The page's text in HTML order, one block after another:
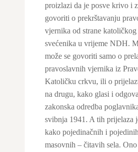
proizlazi da je posve krivo i
govoriti o prekrštavanju
vjernika od strane
svećenika u vrijeme NDH.
može se govoriti samo o
pravoslavnih vjernika iz
Katoličku crkvu, ili o
na drugu, kako glasi i
zakonska odredba
svibnja 1941. A tih prijelaza
kako pojedinačnih i
masovnih – čitavih sela.